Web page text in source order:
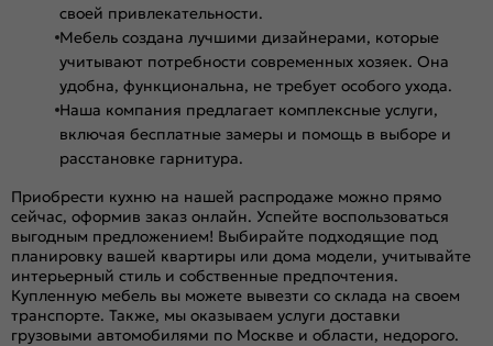
своей привлекательности.
Мебель создана лучшими дизайнерами, которые
учитывают потребности современных хозяек. Она
удобна, функциональна, не требует особого ухода.
Наша компания предлагает комплексные услуги,
включая бесплатные замеры и помощь в выборе и
расстановке гарнитура.
Приобрести кухню на нашей распродаже можно прямо
сейчас, оформив заказ онлайн. Успейте воспользоваться
выгодным предложением! Выбирайте подходящие под
планировку вашей квартиры или дома модели, учитывайте
интерьерный стиль и собственные предпочтения.
Купленную мебель вы можете вывезти со склада на своем
транспорте. Также, мы оказываем услуги доставки
грузовыми автомобилями по Москве и области, недорого.